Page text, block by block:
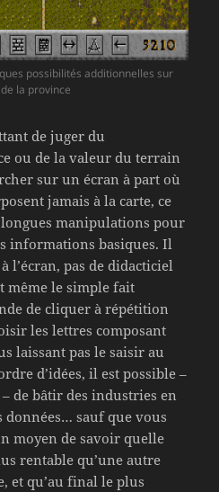
possibilités additionnelles sur
de la province
de juger du
ou de la valeur du terrain
sur un écran à part où
jamais à la carte, ce
manipulations pour
informations basiques. Il
l’écran, pas de didacticiel
même le simple fait
de cliquer à répétition
les lettres composant
laissant pas le saisir au
d’idées, il est possible –
de bâtir des industries en
données… sauf que vous
moyen de savoir quelle
rentable qu’une autre
et qu’au final le plus